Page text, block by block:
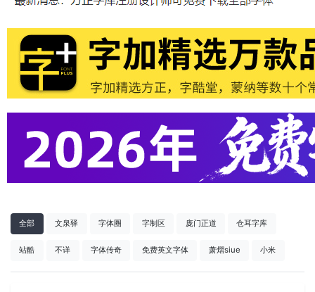
全部 文泉驿 字体圈 字制区 庞门正道 仓耳字库
站酷 不详 字体传奇 免费英文字体 萧熠siue 小米